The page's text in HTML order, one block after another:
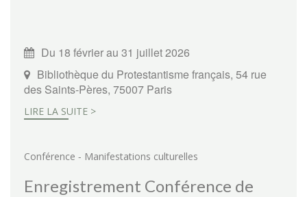
Du 18 février au 31 juillet 2026
Bibliothèque du Protestantisme français, 54 rue
des Saints-Pères, 75007 Paris
LIRE LA SUITE >
Conférence - Manifestations culturelles
Enregistrement Conférence de